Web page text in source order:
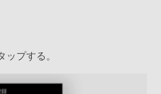
プする。